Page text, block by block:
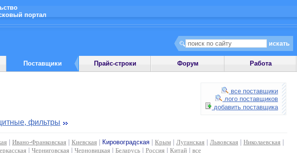
портал
Поставщики Прайс-строки Форум Работа
все поставщики
лого поставщиков
добавить поставщика
фильтры
Ивано-Франковская Киевская Кировоградская Крым Луганская Львовская Николаевская
Черниговская Черновицкая Беларусь Россия Китай все